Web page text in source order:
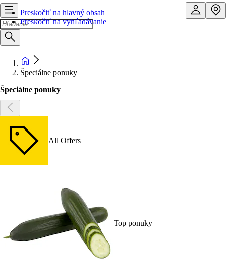
Preskočiť na hlavný obsah
Preskočiť na vyhľadávanie
Špeciálne ponuky
Špeciálne ponuky
All Offers
Top ponuky